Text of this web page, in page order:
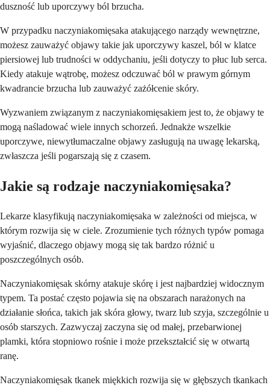
duszność lub uporczywy ból brzucha.
W przypadku naczyniakomięsaka atakującego narządy wewnętrzne,
możesz zauważyć objawy takie jak uporczywy kaszel, ból w klatce
piersiowej lub trudności w oddychaniu, jeśli dotyczy to płuc lub serca.
Kiedy atakuje wątrobę, możesz odczuwać ból w prawym górnym
kwadrancie brzucha lub zauważyć zażółcenie skóry.
Wyzwaniem związanym z naczyniakomięsakiem jest to, że objawy te
mogą naśladować wiele innych schorzeń. Jednakże wszelkie
uporczywe, niewytłumaczalne objawy zasługują na uwagę lekarską,
zwłaszcza jeśli pogarszają się z czasem.
Jakie są rodzaje naczyniakomięsaka?
Lekarze klasyfikują naczyniakomięsaka w zależności od miejsca, w
którym rozwija się w ciele. Zrozumienie tych różnych typów pomaga
wyjaśnić, dlaczego objawy mogą się tak bardzo różnić u
poszczególnych osób.
Naczyniakomięsak skórny atakuje skórę i jest najbardziej widocznym
typem. Ta postać często pojawia się na obszarach narażonych na
działanie słońca, takich jak skóra głowy, twarz lub szyja, szczególnie u
osób starszych. Zazwyczaj zaczyna się od małej, przebarwionej
plamki, która stopniowo rośnie i może przekształcić się w otwartą
ranę.
Naczyniakomięsak tkanek miękkich rozwija się w głębszych tkankach